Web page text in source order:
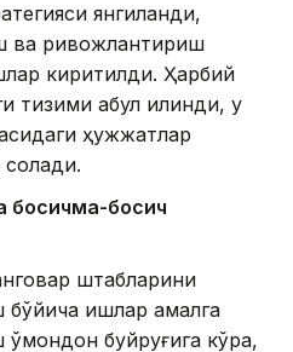
янгиланди,
ва ривожлантириш
киритилди. Ҳарбий
қабул қилинди, у
ҳужжатлар
солади.
босқич
штабларини
бўйича ишлар амалга
буйруғига кўра,